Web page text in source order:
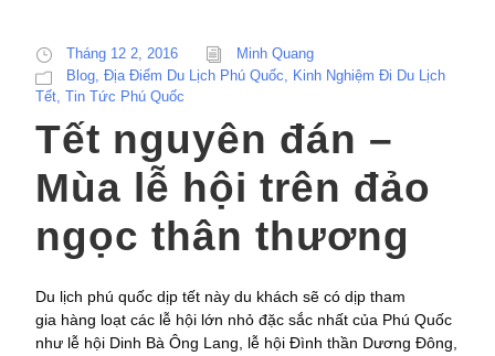
Tháng 12 2, 2016
Minh Quang
Blog, Địa Điểm Du Lịch Phú Quốc, Kinh Nghiệm Đi Du Lịch
Tết, Tin Tức Phú Quốc
Tết nguyên đán –
Mùa lễ hội trên đảo
ngọc thân thương
Du lịch phú quốc dịp tết này du khách sẽ có dịp tham
gia hàng loạt các lễ hội lớn nhỏ đặc sắc nhất của Phú Quốc
như lễ hội Dinh Bà Ông Lang, lễ hội Đình thần Dương Đông,